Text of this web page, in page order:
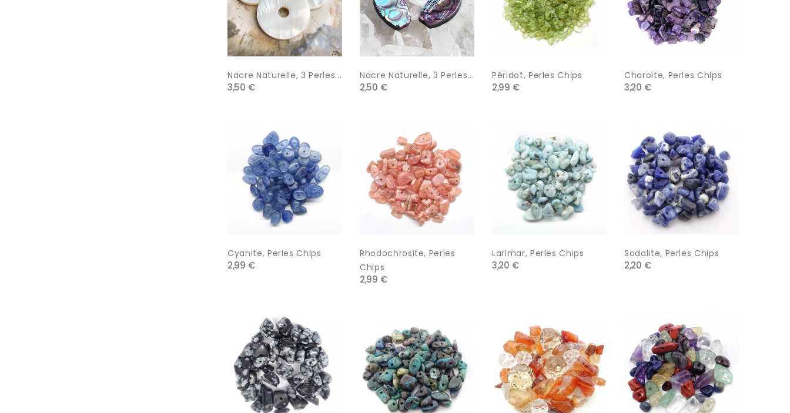
Nacre Naturelle, 3 Perles...
3,50 €
Nacre Naturelle, 3 Perles...
2,50 €
Péridot, Perles Chips
2,99 €
Charoïte, Perles Chips
3,20 €
Cyanite, Perles Chips
2,99 €
Rhodochrosite, Perles
Chips
2,99 €
Larimar, Perles Chips
3,20 €
Sodalite, Perles Chips
2,20 €